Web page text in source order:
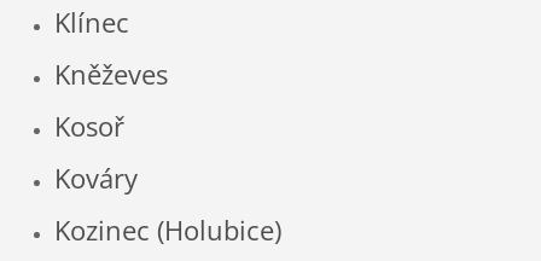
Klínec
Kněževes
Kosoř
Kováry
Kozinec (Holubice)